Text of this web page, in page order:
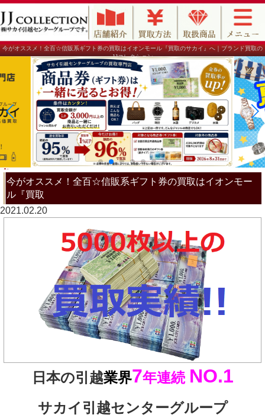
今がオススメ！全百☆信販系ギフト券の買取はイオンモール『買取のサカイ』へ｜ブランド買取の
JJコレクション
今がオススメ！全百☆信販系ギフト券の買取はイオンモー
ル『買取
2021.02.20
日本の引越業界7年連続 NO.1
サカイ引越センターグループ